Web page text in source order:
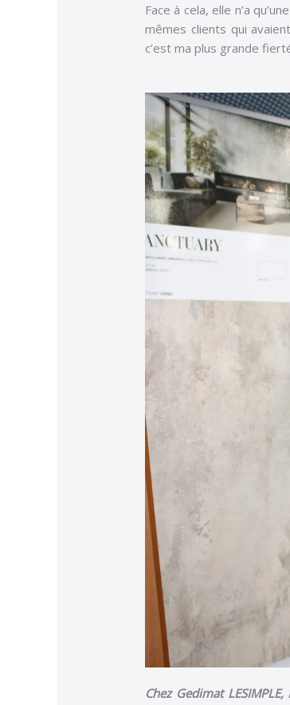
Face à cela, elle n’a
mêmes clients qui
c’est ma plus grande
Chez Gedimat